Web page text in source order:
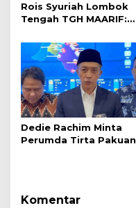
Rois Syuriah Lombok
Tengah TGH MAARIF:
Abad Kedua NU”
Dedie Rachim Minta
Perumda Tirta Pakuan
Komentar